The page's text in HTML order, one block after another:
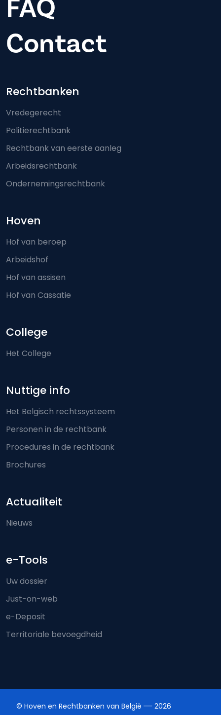
FAQ
Contact
Footer-menu
Rechtbanken
Vredegerecht
Politierechtbank
Rechtbank van eerste aanleg
Arbeidsrechtbank
Ondernemingsrechtbank
Hoven
Hof van beroep
Arbeidshof
Hof van assisen
Hof van Cassatie
College
Het College
Nuttige info
Het Belgisch rechtssysteem
Personen in de rechtbank
Procedures in de rechtbank
Brochures
Actualiteit
Nieuws
e-Tools
Uw dossier
Just-on-web
e-Deposit
Territoriale bevoegdheid
© Hoven en Rechtbanken van België
2026